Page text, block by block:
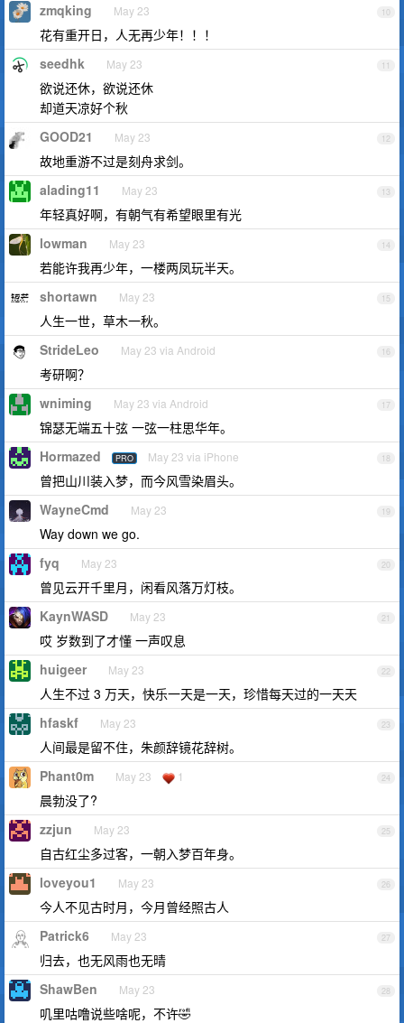
10
zmqking May 23
花有重开日，人无再少年！！！
11
seedhk May 23
欲说还休，欲说还休
却道天凉好个秋
12
GOOD21 May 23
故地重游不过是刻舟求剑。
13
alading11 May 23
年轻真好啊，有朝气有希望眼里有光
14
lowman May 23
若能许我再少年，一楼两凤玩半天。
15
shortawn May 23
人生一世，草木一秋。
16
StrideLeo May 23 via Android
考研啊？
17
wniming May 23 via Android
锦瑟无端五十弦 一弦一柱思华年。
18
Hormazed PRO May 23 via iPhone
曾把山川装入梦，而今风雪染眉头。
19
WayneCmd May 23
Way down we go.
20
fyq May 23
曾见云开千里月，闲看风落万灯枝。
21
KaynWASD May 23
哎 岁数到了才懂 一声叹息
22
huigeer May 23
人生不过 3 万天，快乐一天是一天，珍惜每天过的一天天
23
hfaskf May 23
人间最是留不住，朱颜辞镜花辞树。
24
Phant0m May 23 1
晨勃没了?
25
zzjun May 23
自古红尘多过客，一朝入梦百年身。
26
loveyou1 May 23
今人不见古时月，今月曾经照古人
27
Patrick6 May 23
归去，也无风雨也无晴
28
ShawBen May 23
叽里咕噜说些啥呢，不许🤣